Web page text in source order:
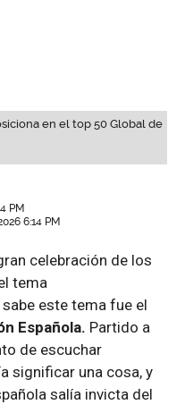
en el top 50 Global de
PM
6:14 PM
celebración de los
tema
este tema fue el
Española. Partido a
de escuchar
significar una cosa, y
salía invicta del